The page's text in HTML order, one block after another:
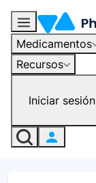
Medicamentos
Recursos
Iniciar sesión